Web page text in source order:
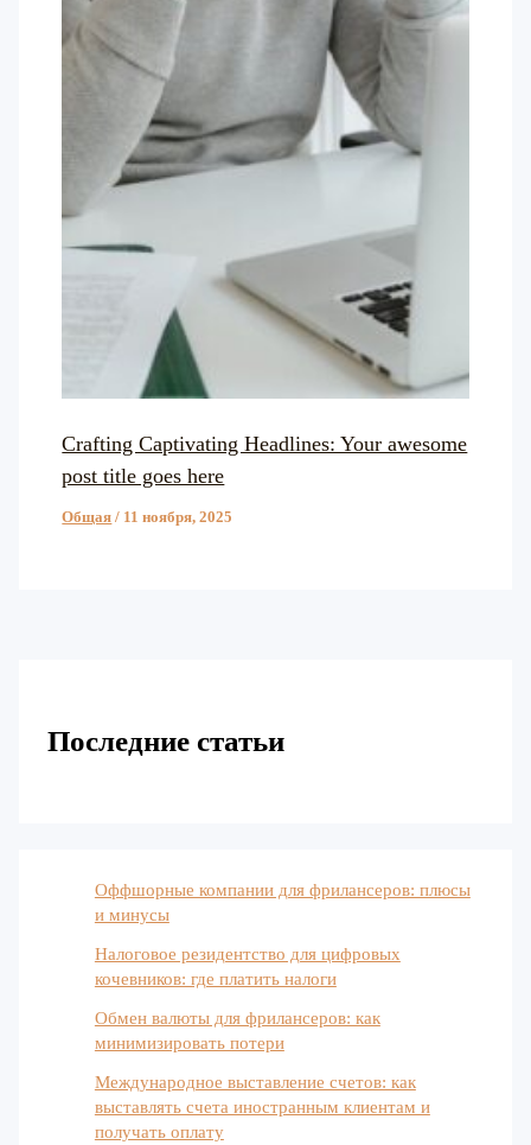
Crafting Captivating Headlines: Your awesome
post title goes here
Общая / 11 ноября, 2025
Последние статьи
Оффшорные компании для фрилансеров: плюсы
и минусы
Налоговое резидентство для цифровых
кочевников: где платить налоги
Обмен валюты для фрилансеров: как
минимизировать потери
Международное выставление счетов: как
выставлять счета иностранным клиентам и
получать оплату